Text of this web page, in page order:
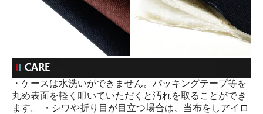
・ケースは水洗いができません。パッキングテープ等を
丸め表面を軽く叩いていただくと汚れを取ることができ
ます。 ・シワや折り目が目立つ場合は、当布をしアイロ